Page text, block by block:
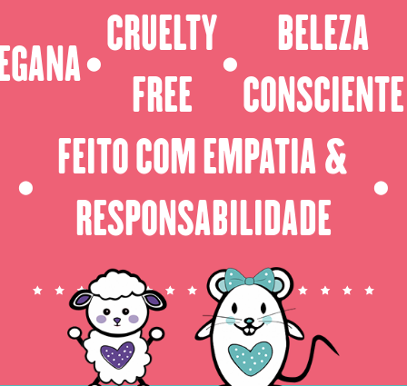
⬤
CRUELTY
FREE
⬤
BELEZA
CONSCIENTE
⬤
FEITO COM EMPATIA &
RESPONSABILIDADE
⬤